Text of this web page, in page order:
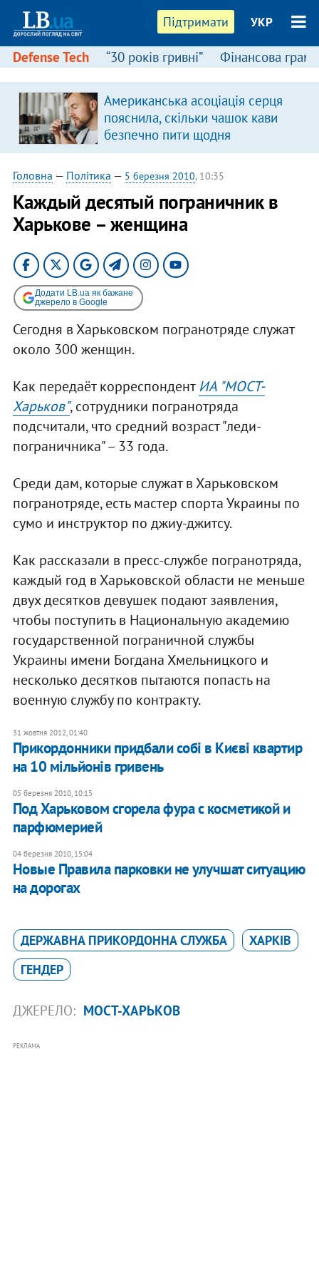
Підтримати УКР
Defense Tech “30 років гривні” Фінансова
Американська асоціація серця
пояснила, скільки чашок кави
безпечно пити щодня
Головна — Політика — 5 березня 2010, 10:35
Каждый десятый пограничник в
Харькове – женщина
Додати LB.ua як бажане
джерело в Google
Сегодня в Харьковском погранотряде служат
около 300 женщин.
Как передаёт корреспондентИА "МОСТ-
Харьков", сотрудники погранотряда
подсчитали, что средний возраст "леди-
пограничника" – 33 года.
Среди дам, которые служат в Харьковском
погранотряде, есть мастер спорта Украины по
сумо и инструктор по джиу-джитсу.
Как рассказали в пресс-службе погранотряда,
каждый год в Харьковской области не меньше
двух десятков девушек подают заявления,
чтобы поступить в Национальную академию
государственной пограничной службы
Украины имени Богдана Хмельницкого и
несколько десятков пытаются попасть на
военную службу по контракту.
31 жовтня 2012, 01:40
Прикордонники придбали собі в Києві квартир
на 10 мільйонів гривень
05 березня 2010, 10:15
Под Харьковом сгорела фура с косметикой и
парфюмерией
04 березня 2010, 15:04
Новые Правила парковки не улучшат ситуацию
на дорогах
ДЕРЖАВНА ПРИКОРДОННА СЛУЖБА
ХАРКІВ
ГЕНДЕР
ДЖЕРЕЛО: МОСТ-ХАРЬКОВ
РЕКЛАМА